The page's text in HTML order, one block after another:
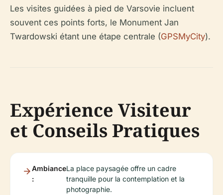
Les visites guidées à pied de Varsovie incluent
souvent ces points forts, le Monument Jan
Twardowski étant une étape centrale (GPSMyCity).
Expérience Visiteur
et Conseils Pratiques
Ambiance
:
La place paysagée offre un cadre
tranquille pour la contemplation et la
photographie.